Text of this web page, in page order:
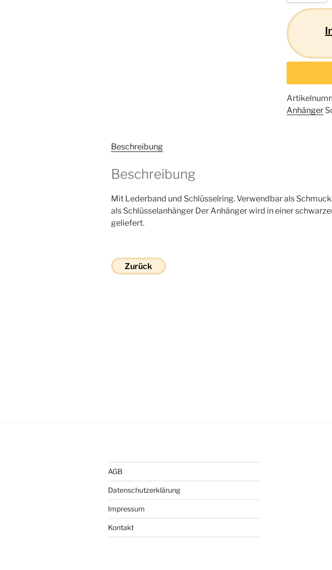
Anhänger
Beschreibung
Beschreibung
Mit Lederband und Schlüsselring. Verwendbar als
als Schlüsselanhänger Der Anhänger wird in einer
geliefert.
Zurück
AGB
Datenschutzerklärung
Impressum
Kontakt